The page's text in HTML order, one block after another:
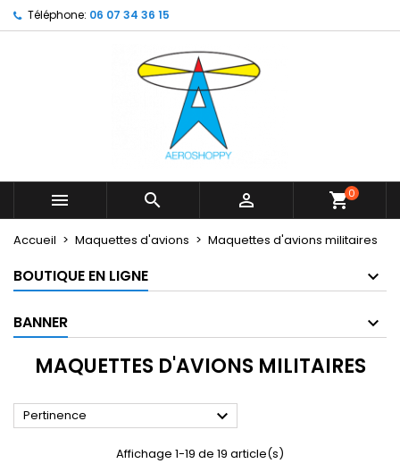
Téléphone: 06 07 34 36 15
   shopping_cart0
Accueil Maquettes d'avions Maquettes d'avions militaires
BOUTIQUE EN LIGNE
BANNER
MAQUETTES D'AVIONS MILITAIRES
Pertinence 
Affichage 1-19 de 19 article(s)
My wishlists ×
Create new list
((modalTitle)) ×
((confirmMessage))
((cancelText))
Créer une liste d'envies ×
Nom de la liste d'envies
Connexion ×
Vous devez être connecté pour ajouter des produits
Annuler